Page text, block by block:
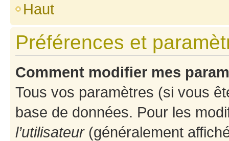
Haut
Préférences et
Comment modifier mes
Tous vos paramètres (si vous
base de données. Pour les
l’utilisateur(généralement